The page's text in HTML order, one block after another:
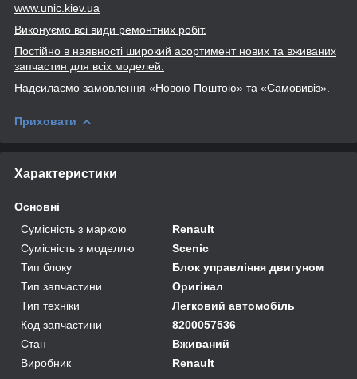
www.unic .kiev.ua
Виконуємо всі види ремонтних робіт.
Постійно в наявності широкий асортимент нових та вживаних
запчастин для всіх моделей.
Надсилаємо замовлення «Новою Поштою» та «Самовивіз».
Приховати
Характеристики
Основні
Сумісність з маркою
Renault
Сумісність з моделлю
Scenic
Тип блоку
Блок управління двигуном
Тип запчастини
Оригінал
Тип техніки
Легковий автомобіль
Код запчастини
8200057536
Стан
Вживаний
Виробник
Renault